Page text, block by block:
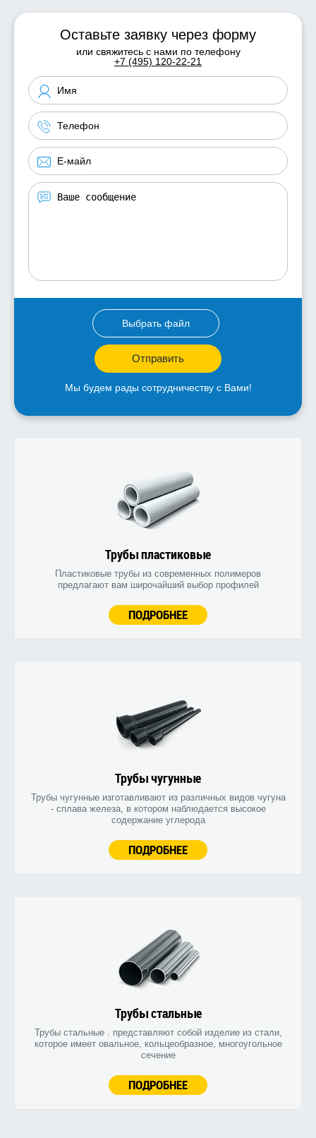
Оставьте заявку через форму
или свяжитесь с нами по телефону
+7 (495) 120-22-21
Выбрать файл
Отправить
Мы будем рады сотрудничеству с Вами!
Трубы пластиковые
Пластиковые трубы из современных полимеров
предлагают вам широчайший выбор профилей
ПОДРОБНЕЕ
Трубы чугунные
Трубы чугунные изготавливают из различных видов чугуна
- сплава железа, в котором наблюдается высокое
содержание углерода
ПОДРОБНЕЕ
Трубы стальные
Трубы стальные . представляют собой изделие из стали,
которое имеет овальное, кольцеобразное, многоугольное
сечение
ПОДРОБНЕЕ